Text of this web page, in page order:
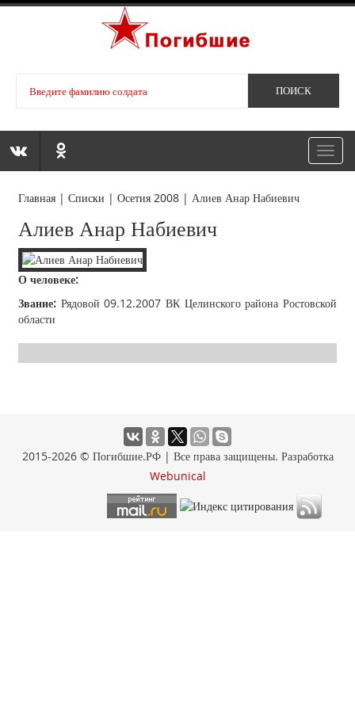
Главная |Списки |Осетия 2008 | Алиев Анар Набиевич
Алиев Анар Набиевич
О человеке:
Звание: Рядовой 09.12.2007 ВК Целинского района Ростовской
области
2015-2026 © Погибшие.РФ | Все права защищены. Разработка
Webunical